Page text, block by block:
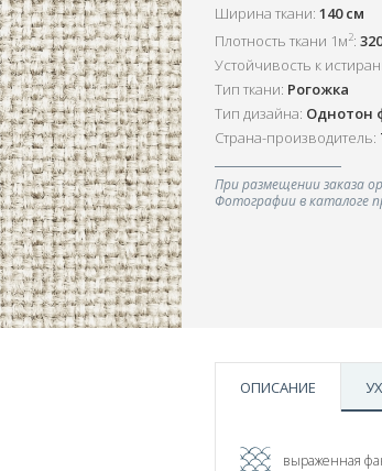
Ширина ткани: 140 см
Плотность ткани 1м2:
Устойчивость к
Тип ткани: Рогожка
Тип дизайна: Однотон
Страна-производитель:
При размещении заказа
Фотографии в каталоге
ОПИСАНИЕ
выраженная